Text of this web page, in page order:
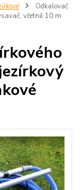
Odkalovač
včetně 10 m